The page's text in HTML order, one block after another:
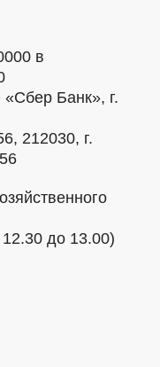
в
Банк», г.
212030, г.
до 13.00)